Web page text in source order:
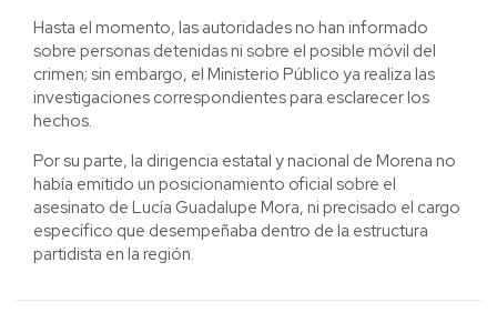
Hasta el momento, las autoridades no han informado
sobre personas detenidas ni sobre el posible móvil del
crimen; sin embargo, el Ministerio Público ya realiza las
investigaciones correspondientes para esclarecer los
hechos.
Por su parte, la dirigencia estatal y nacional de Morena no
había emitido un posicionamiento oficial sobre el
asesinato de Lucía Guadalupe Mora, ni precisado el cargo
específico que desempeñaba dentro de la estructura
partidista en la región.